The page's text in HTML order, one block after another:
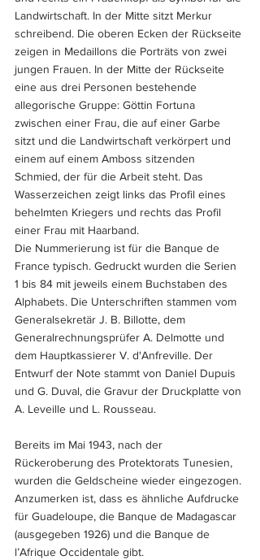
Landwirtschaft. In der Mitte sitzt Merkur
schreibend. Die oberen Ecken der Rückseite
zeigen in Medaillons die Porträts von zwei
jungen Frauen. In der Mitte der Rückseite
eine aus drei Personen bestehende
allegorische Gruppe: Göttin Fortuna
zwischen einer Frau, die auf einer Garbe
sitzt und die Landwirtschaft verkörpert und
einem auf einem Amboss sitzenden
Schmied, der für die Arbeit steht. Das
Wasserzeichen zeigt links das Profil eines
behelmten Kriegers und rechts das Profil
einer Frau mit Haarband.
Die Nummerierung ist für die Banque de
France typisch. Gedruckt wurden die Serien
1 bis 84 mit jeweils einem Buchstaben des
Alphabets. Die Unterschriften stammen vom
Generalsekretär J. B. Billotte, dem
Generalrechnungsprüfer A. Delmotte und
dem Hauptkassierer V. d'Anfreville. Der
Entwurf der Note stammt von Daniel Dupuis
und G. Duval, die Gravur der Druckplatte von
A. Leveille und L. Rousseau.
Bereits im Mai 1943, nach der
Rückeroberung des Protektorats Tunesien,
wurden die Geldscheine wieder eingezogen.
Anzumerken ist, dass es ähnliche Aufdrucke
für Guadeloupe, die Banque de Madagascar
(ausgegeben 1926) und die Banque de
l’Afrique Occidentale gibt.